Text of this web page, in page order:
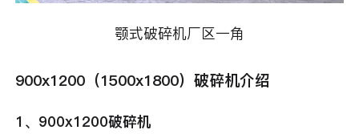
颚式破碎机厂区一角
900x1200（1500x1800）破碎机介绍
1、900x1200破碎机